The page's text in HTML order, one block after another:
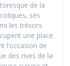
de la
ses
les trésors
une place
l’occasion de
des rives de la